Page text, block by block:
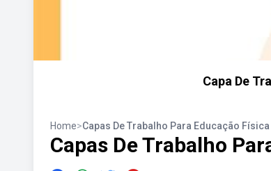
Capa De
Home>Capas De Trabalho Para Educação Física
Capas De Trabalho